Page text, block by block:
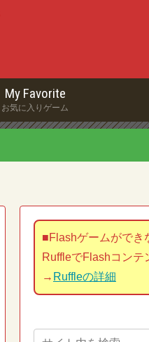
My Favorite
お気に入りゲーム
■Flashゲームができ
RuffleでFlashコンテ
→ Ruffleの詳細